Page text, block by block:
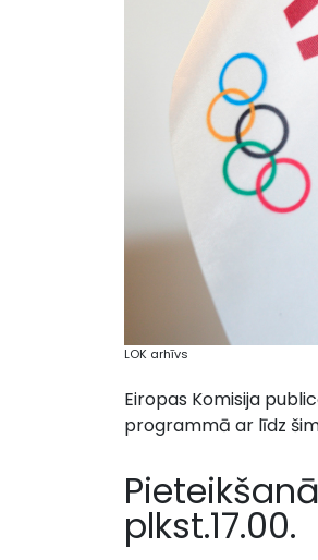
LOK arhīvs
Eiropas Komisija
programmā ar līdz
plkst.17.00.